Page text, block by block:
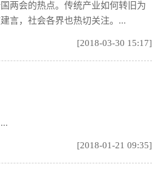
两会的热点。传统产业如何转旧为
言，社会各界也热切关注。...
[2018-03-30 15:17]
[2018-01-21 09:35]